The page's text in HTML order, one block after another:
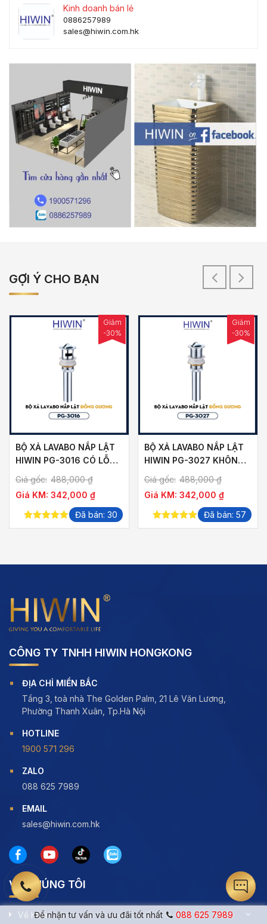
Kinh doanh bán lẻ
0886257989
sales@hiwin.com.hk
GỢI Ý CHO BẠN
BỘ XẢ LAVABO NẮP LẬT
HIWIN PG-3016 CÓ LỖ
CHỐNG TRÀN
Giá gốc: 488,000₫
Giá KM: 342,000 ₫
Giảm
-30%
5.00out of
Đã bán: 30
BỘ XẢ LAVABO NẮP LẬT
HIWIN PG-3027 KHÔNG
LỖ CHỐNG TRÀN
Giá gốc: 488,000₫
Giá KM: 342,000 ₫
Giảm
-30%
5.00out of
Đã bán: 57
CÔNG TY TNHH HIWIN HONGKONG
ĐỊA CHỈ MIỀN BẮC
Tầng 3, toà nhà The Golden Palm, 21 Lê Văn Lương,
Phường Thanh Xuân, Tp.Hà Nội
HOTLINE
1900 571 296
ZALO
088 625 7989
EMAIL
sales@hiwin.com.hk
VỀ CHÚNG TÔI
Về HiwinĐể nhận tư vấn và ưu đãi tốt nhất 088 625 7989